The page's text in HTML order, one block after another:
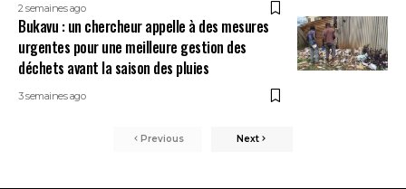
2 semaines ago
Bukavu : un chercheur appelle à des mesures
urgentes pour une meilleure gestion des
déchets avant la saison des pluies
3 semaines ago
Previous Next